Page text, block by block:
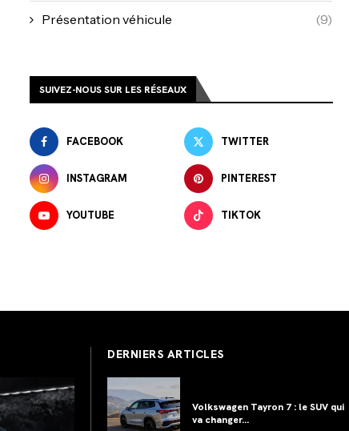
Présentation véhicule (9)
SUIVEZ-NOUS SUR LES RÉSEAUX
FACEBOOK TWITTER
INSTAGRAM PINTEREST
YOUTUBE TIKTOK
DERNIERS ARTICLES
Volkswagen Tayron 7 : le SUV qui
va changer...